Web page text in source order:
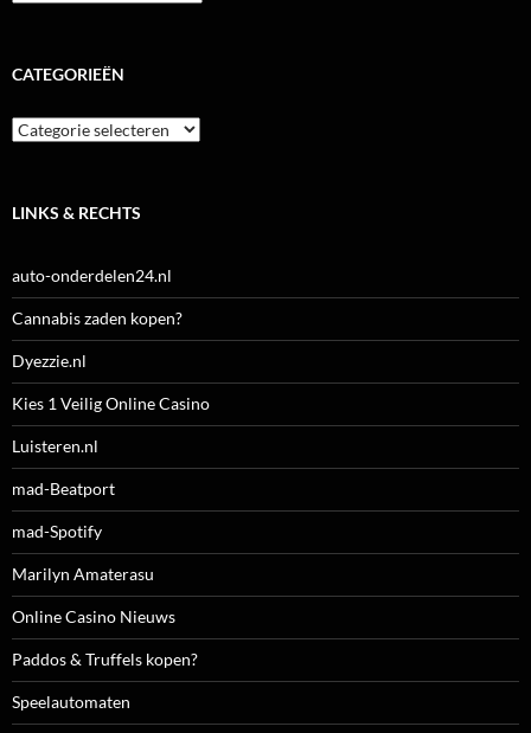
CATEGORIEËN
Categorieën
LINKS & RECHTS
auto-onderdelen24.nl
Cannabis zaden kopen?
Dyezzie.nl
Kies 1 Veilig Online Casino
Luisteren.nl
mad-Beatport
mad-Spotify
Marilyn Amaterasu
Online Casino Nieuws
Paddos & Truffels kopen?
Speelautomaten